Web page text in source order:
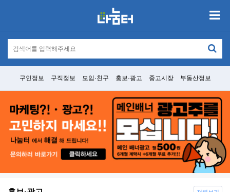
구인정보 구직정보 모임·친구 홍보·광고 중고시장 부동산정보